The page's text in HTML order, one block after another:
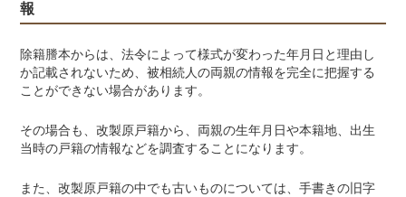
報
除籍謄本からは、法令によって様式が変わった年月日と理由し
か記載されないため、被相続人の両親の情報を完全に把握する
ことができない場合があります。
その場合も、改製原戸籍から、両親の生年月日や本籍地、出生
当時の戸籍の情報などを調査することになります。
また、改製原戸籍の中でも古いものについては、手書きの旧字